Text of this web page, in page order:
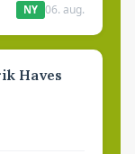
NY 06. aug.
Haves